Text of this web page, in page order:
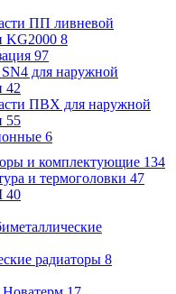
ПП ливневой
KG2000 8
97
для наружной
42
ПВХ для наружной
55
6
и комплектующие 134
и термоголовки 47
40
радиаторы 8